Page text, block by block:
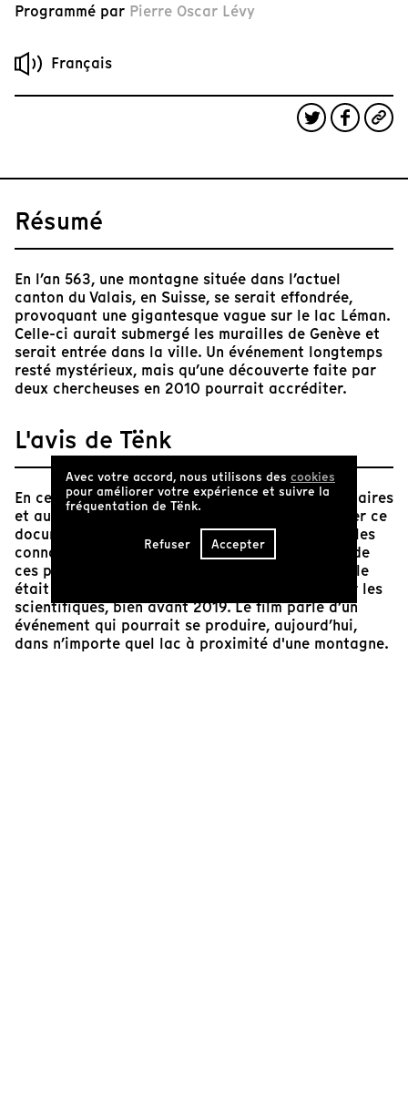
Programmé par Pierre Oscar Lévy
Français
Résumé
En l’an 563, une montagne située dans l’actuel
canton du Valais, en Suisse, se serait effondrée,
provoquant une gigantesque vague sur le lac Léman.
Celle-ci aurait submergé les murailles de Genève et
serait entrée dans la ville. Un événement longtemps
resté mystérieux, mais qu’une découverte faite par
deux chercheuses en 2010 pourrait accréditer.
L'avis de Tënk
En ces temps de catastrophes climatiques, sanitaires
et autres, il me semble indispensable de regarder ce
documentaire qui nous fait appréhender toutes les
connaissances nécessaires à la compréhension de
ces phénomènes complexes. La pandémie actuelle
était prévue, décrite dans les textes publiés par les
scientifiques, bien avant 2019. Le film parle d’un
événement qui pourrait se produire, aujourd’hui,
dans n’importe quel lac à proximité d'une montagne.
Avec votre accord, nous utilisons des cookies
pour améliorer votre expérience et suivre la
fréquentation de Tënk.
Refuser Accepter